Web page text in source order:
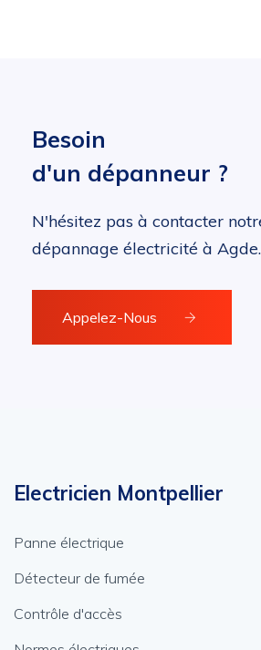
Besoin
d'un dépanneur ?
N'hésitez pas à contacter
dépannage électricité à Agde.
Appelez-Nous
Electricien Montpellier
Panne électrique
Détecteur de fumée
Contrôle d'accès